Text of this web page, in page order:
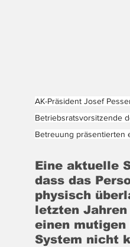
AK-Präsident Josef
Betriebsratsvorsitzende
Betreuung präsentierten
Eine aktuelle
dass das
physisch
letzten
einen
System nicht